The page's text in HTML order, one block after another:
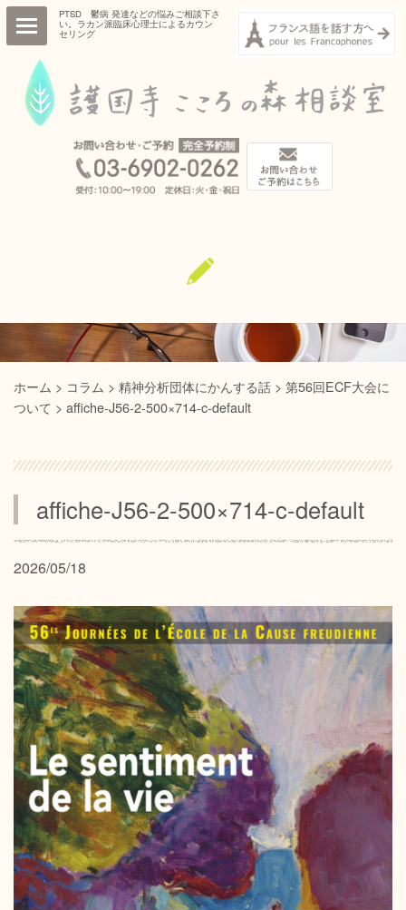
PTSD 鬱病 発達などの悩みご相談下さ
い。ラカン派臨床心理士によるカウン
セリング
ホーム > コラム > 精神分析団体にかんする話 > 第56回ECF大会に
ついて > affiche-J56-2-500×714-c-default
affiche-J56-2-500×714-c-default
2026/05/18
ごあいさつ
お知らせ
ご予約・お問い合わせ
サイトマップ